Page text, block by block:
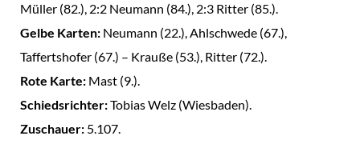
Müller (82.), 2:2 Neumann (84.), 2:3 Ritter (85.).
Gelbe Karten: Neumann (22.), Ahlschwede (67.),
Taffertshofer (67.) – Krauße (53.), Ritter (72.).
Rote Karte: Mast (9.).
Schiedsrichter:Tobias Welz (Wiesbaden).
Zuschauer: 5.107.